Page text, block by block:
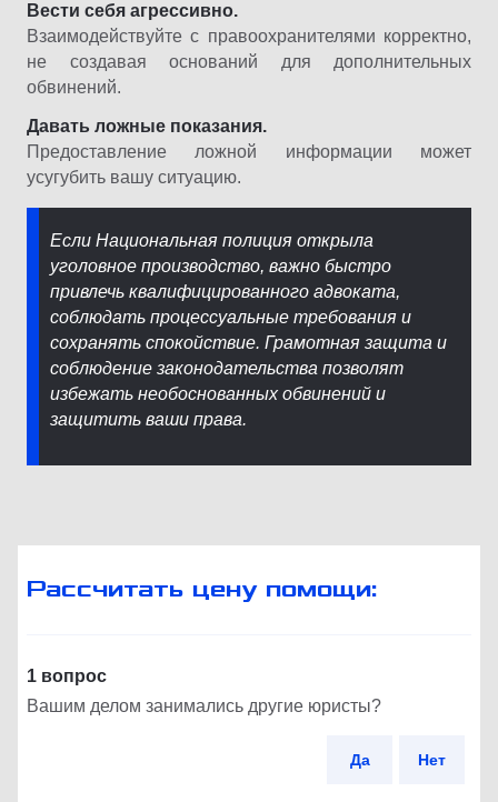
Вести себя агрессивно.
Взаимодействуйте с правоохранителями корректно,
не создавая оснований для дополнительных
обвинений.
Давать ложные показания.
Предоставление ложной информации может
усугубить вашу ситуацию.
Если Национальная полиция открыла
уголовное производство, важно быстро
привлечь квалифицированного адвоката,
соблюдать процессуальные требования и
сохранять спокойствие. Грамотная защита и
соблюдение законодательства позволят
избежать необоснованных обвинений и
защитить ваши права.
Рассчитать цену помощи:
1 вопрос
Вашим делом занимались другие юристы?
Да Нет